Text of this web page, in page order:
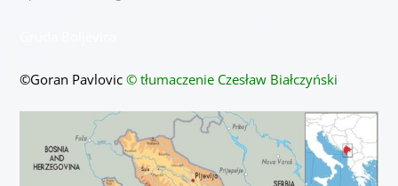
©Goran Pavlovic© tłumaczenie Czesław Białczyński